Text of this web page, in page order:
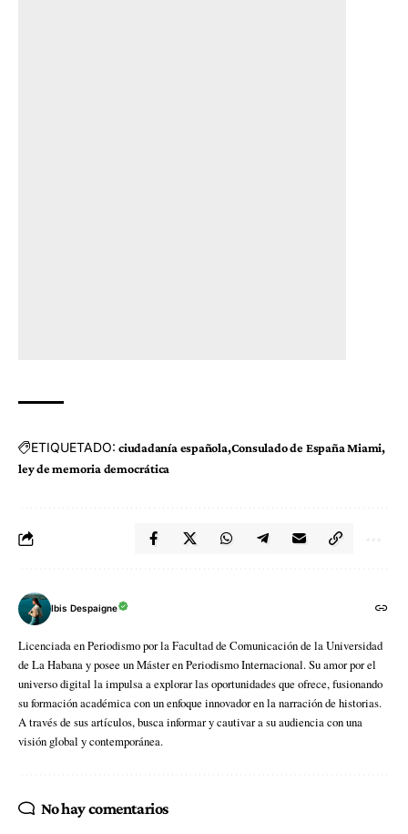
ETIQUETADO: ciudadanía española Consulado de España Miami
ley de memoria democrática
Ibis Despaigne
Licenciada en Periodismo por la Facultad de Comunicación de la Universidad
de La Habana y posee un Máster en Periodismo Internacional. Su amor por el
universo digital la impulsa a explorar las oportunidades que ofrece, fusionando
su formación académica con un enfoque innovador en la narración de historias.
A través de sus artículos, busca informar y cautivar a su audiencia con una
visión global y contemporánea.
No hay comentarios